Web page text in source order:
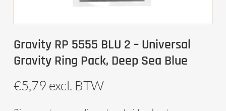
Gravity RP 5555 BLU 2 – Universal
Gravity Ring Pack, Deep Sea Blue
€5,79 excl. BTW